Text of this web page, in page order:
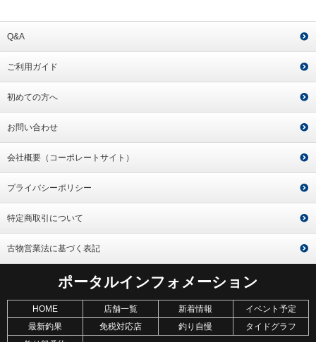
Q&A
ご利用ガイド
初めての方へ
お問い合わせ
会社概要（コーポレートサイト）
プライバシーポリシー
特定商取引について
古物営業法に基づく表記
ポータルインフォメーション
HOME 店舗一覧 新着情報
イベント予定
最新釣果
免税対応店 釣り自慢
タイドグラフ